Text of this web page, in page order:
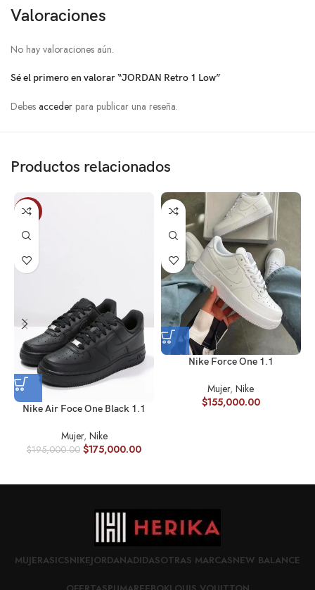
Valoraciones
No hay valoraciones aún.
Sé el primero en valorar “JORDAN Retro 1 Low”
Debesacceder para publicar una reseña.
Productos relacionados
-10%
Nike Air Foce One Black 1.1
Mujer, Nike
$195,000.00 $175,000.00
Nike Force One 1.1
Mujer,Nike
$155,000.00
MUJERASICSNIKEJORDANADIDASOTRAS MARCASNEW BALANCE